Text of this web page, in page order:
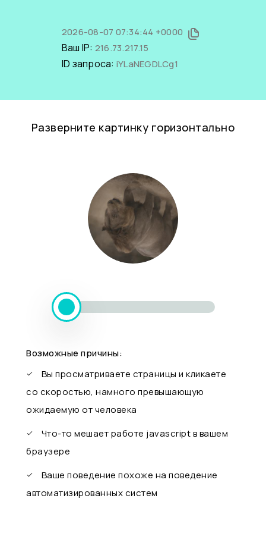
2026-08-07 07:34:44 +0000
Ваш IP: 216.73.217.15
ID запроса: iYLaNEGDLCg1
Разверните картинку горизонтально
Возможные причины:
Вы просматриваете страницы и кликаете
со скоростью, намного превышающую
ожидаемую от человека
Что-то мешает работе javascript в вашем
браузере
Ваше поведение похоже на поведение
автоматизированных систем